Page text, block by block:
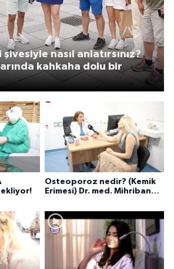
Osteoporoz nedir? (Kemik
Erimesi) Dr. med. Mihriban
nasıl anlatırsınız?
kahkaha dolu bir